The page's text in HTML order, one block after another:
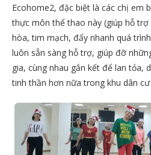
Ecohome2, đặc biệt là các chị em
thực môn thể thao này (giúp hỗ
hòa, tim mạch, đẩy nhanh quá
luôn sẵn sàng hỗ trợ, giúp đỡ
gia, cùng nhau gắn kết để lan tỏa,
tinh thần hơn nữa trong khu dân